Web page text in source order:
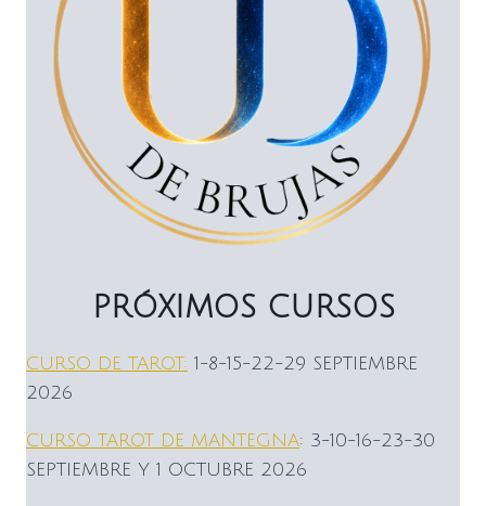
PRÓXIMOS CURSOS
CURSO DE TAROT: 1-8-15-22-29 SEPTIEMBRE
2026
CURSO TAROT DE MANTEGNA: 3-10-16-23-30
SEPTIEMBRE Y 1 OCTUBRE 2026